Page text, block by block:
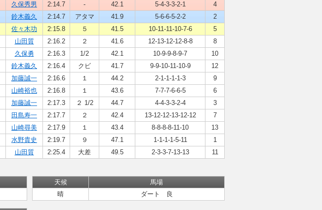
久保秀男 2:14.7 - 42.1 5-4-3-3-2-1
4
鈴木義久 2:14.7 アタマ 41.9 5-6-6-5-2-2
2
佐々木功 2:15.8 ５ 41.5 10-11-11-10-7-6
5
山田質 2:16.2 ２ 41.6 12-13-12-12-8-8
8
久保勇 2:16.3 1/2 42.1 10-9-9-8-9-7
10
鈴木義久 2:16.4 クビ 41.7 9-9-10-11-10-9
12
加藤誠一 2:16.6 １ 44.2 2-1-1-1-1-3
9
山崎裕也 2:16.8 １ 43.6 7-7-7-6-6-5
6
加藤誠一 2:17.3 ２ 1/2 44.7 4-4-3-3-2-4
3
田島寿一 2:17.7 ２ 42.4 13-12-12-13-12-12
7
山崎尋美 2:17.9 １ 43.4 8-8-8-8-11-10
13
水野貴史 2:19.7 ９ 47.1 1-1-1-1-5-11
1
山田質 2:25.4 大差 49.5 2-3-3-7-13-13 11
天候
馬場
晴
ダート 良